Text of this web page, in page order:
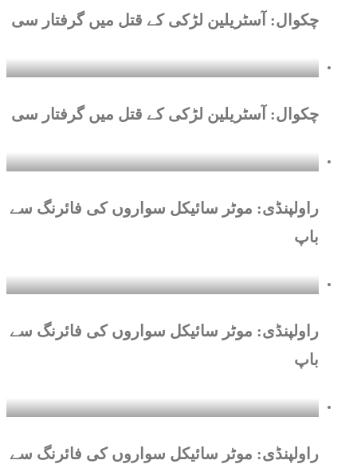
چکوال: آسٹریلین لڑکی کے قتل میں گرفتار سی
چکوال: آسٹریلین لڑکی کے قتل میں گرفتار سی
راولپنڈی: موٹر سائیکل سواروں کی فائرنگ سے
باپ
راولپنڈی: موٹر سائیکل سواروں کی فائرنگ سے
باپ
راولپنڈی: موٹر سائیکل سواروں کی فائرنگ سے